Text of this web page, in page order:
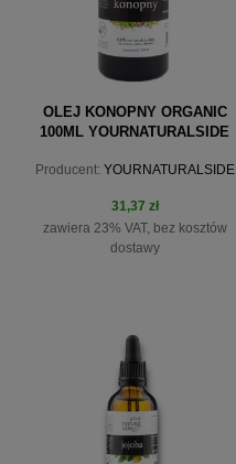
OLEJ KONOPNY ORGANIC
100ML YOURNATURALSIDE
Producent: YOURNATURALSIDE
31,37 zł
zawiera 23% VAT, bez kosztów
dostawy
do koszyka